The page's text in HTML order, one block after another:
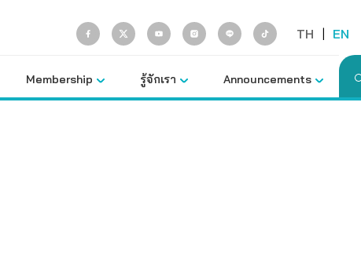
TH | EN
Membership รู้จักเรา Announcements